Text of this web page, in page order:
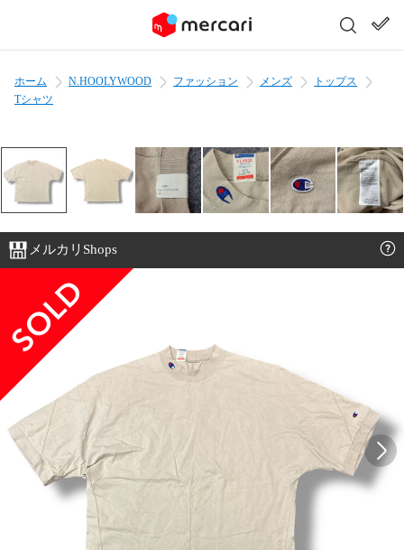
ホーム N.HOOLYWOOD ファッション メンズ
トップス
Tシャツ
メルカリShops